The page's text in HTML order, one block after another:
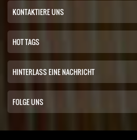
KONTAKTIERE UNS
HOT TAGS
HINTERLASS EINE NACHRICHT
FOLGE UNS